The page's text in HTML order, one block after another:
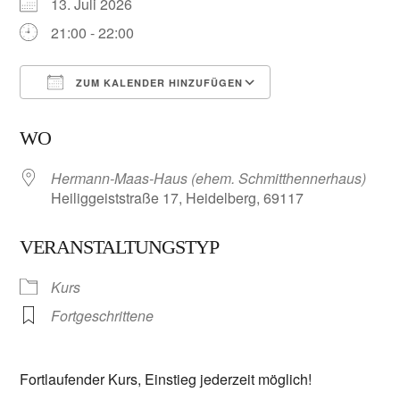
13. Juli 2026
21:00 - 22:00
ZUM KALENDER HINZUFÜGEN
WO
Hermann-Maas-Haus (ehem. Schmitthennerhaus)
Heiliggeiststraße 17, Heidelberg, 69117
VERANSTALTUNGSTYP
Kurs
Fortgeschrittene
Fortlaufender Kurs, Einstieg jederzeit möglich!